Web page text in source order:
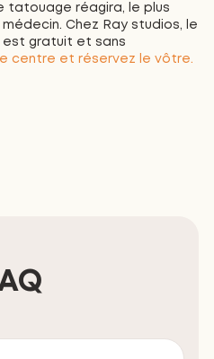
tatouage réagira, le plus
Chez Ray studios, le
est gratuit et sans
centre et réservez le vôtre.